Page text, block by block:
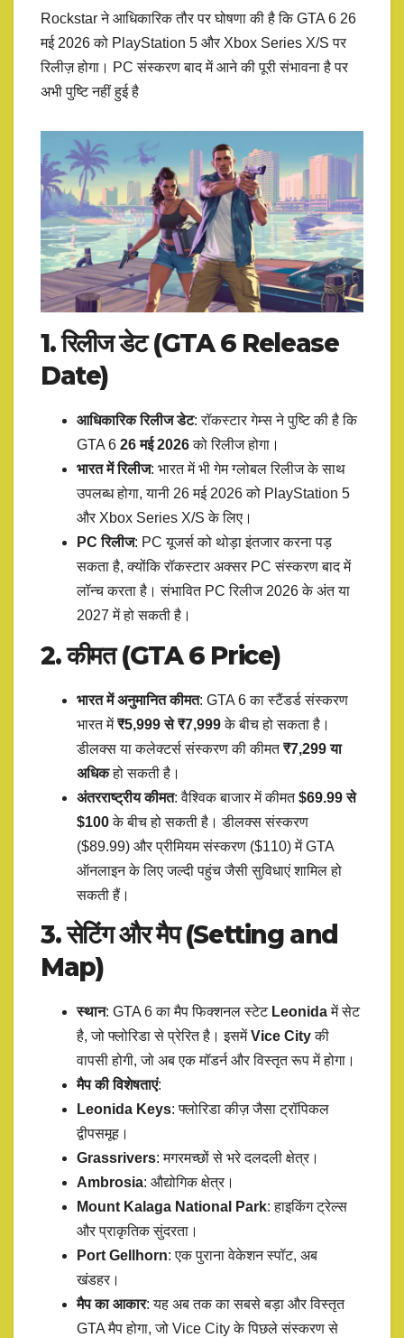
Rockstar ने आधिकारिक तौर पर घोषणा की है कि GTA 6 26
मई 2026 को PlayStation 5 और Xbox Series X/S पर
रिलीज़ होगा। PC संस्करण बाद में आने की पूरी संभावना है पर
अभी पुष्टि नहीं हुई है
1. रिलीज डेट (GTA 6 Release
Date)
आधिकारिक रिलीज डेट: रॉकस्टार गेम्स ने पुष्टि की है कि
GTA 6 26 मई 2026को रिलीज होगा।
भारत में रिलीज: भारत में भी गेम ग्लोबल रिलीज के साथ
उपलब्ध होगा, यानी 26 मई 2026 को PlayStation 5
और Xbox Series X/S के लिए।
PC रिलीज: PC यूजर्स को थोड़ा इंतजार करना पड़
सकता है, क्योंकि रॉकस्टार अक्सर PC संस्करण बाद में
लॉन्च करता है। संभावित PC रिलीज 2026 के अंत या
2027 में हो सकती है।
2. कीमत (GTA 6 Price)
भारत में अनुमानित कीमत: GTA 6 का स्टैंडर्ड संस्करण
भारत में₹5,999 से ₹7,999के बीच हो सकता है।
डीलक्स या कलेक्टर्स संस्करण की कीमत₹7,299 या
अधिकहो सकती है।
अंतरराष्ट्रीय कीमत: वैश्विक बाजार में कीमत$69.99 से
$100के बीच हो सकती है। डीलक्स संस्करण
($89.99) और प्रीमियम संस्करण ($110) में GTA
ऑनलाइन के लिए जल्दी पहुंच जैसी सुविधाएं शामिल हो
सकती हैं।
3. सेटिंग और मैप (Setting and
Map)
स्थान: GTA 6 का मैप फिक्शनल स्टेट Leonidaमें सेट
है, जो फ्लोरिडा से प्रेरित है। इसमेंVice Cityकी
वापसी होगी, जो अब एक मॉडर्न और विस्तृत रूप में होगा।
मैप की विशेषताएं:
Leonida Keys: फ्लोरिडा कीज़ जैसा ट्रॉपिकल
द्वीपसमूह।
Grassrivers: मगरमच्छों से भरे दलदली क्षेत्र।
Ambrosia: औद्योगिक क्षेत्र।
Mount Kalaga National Park: हाइकिंग ट्रेल्स
और प्राकृतिक सुंदरता।
Port Gellhorn: एक पुराना वेकेशन स्पॉट, अब
खंडहर।
मैप का आकार: यह अब तक का सबसे बड़ा और विस्तृत
GTA मैप होगा, जो Vice City के पिछले संस्करण से